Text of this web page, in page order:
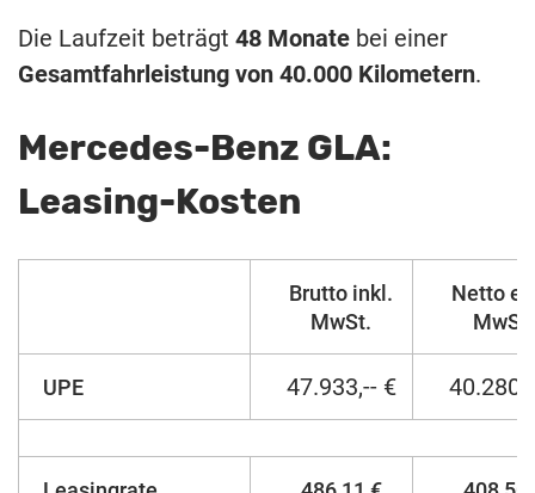
Die Laufzeit beträgt 48 Monate bei einer
Gesamtfahrleistung von 40.000 Kilometern.
Mercedes-Benz GLA:
Leasing-Kosten
Brutto inkl.
MwSt.
Netto
MwSt.
UPE 47.933,-- €